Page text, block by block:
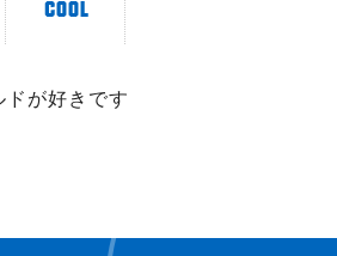
ドが好きです